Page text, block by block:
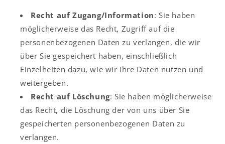
Recht auf Zugang/Information: Sie haben
möglicherweise das Recht, Zugriff auf die
personenbezogenen Daten zu verlangen, die wir
über Sie gespeichert haben, einschließlich
Einzelheiten dazu, wie wir Ihre Daten nutzen und
weitergeben.
Recht auf Löschung: Sie haben möglicherweise
das Recht, die Löschung der von uns über Sie
gespeicherten personenbezogenen Daten zu
verlangen.